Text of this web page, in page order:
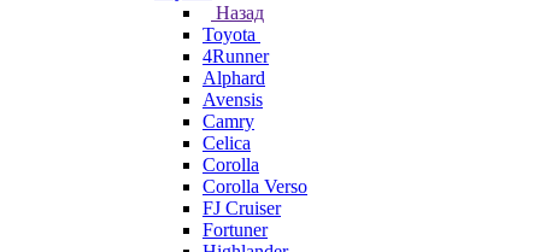
Назад
Toyota
4Runner
Alphard
Avensis
Camry
Celica
Corolla
Corolla Verso
FJ Cruiser
Fortuner